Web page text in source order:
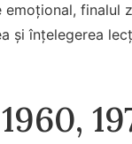
finalul
și înțelegerea